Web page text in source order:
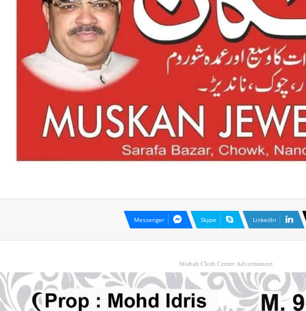
LinkedIn
Skype
Messenger
Misbah Cloth Center Advertisment